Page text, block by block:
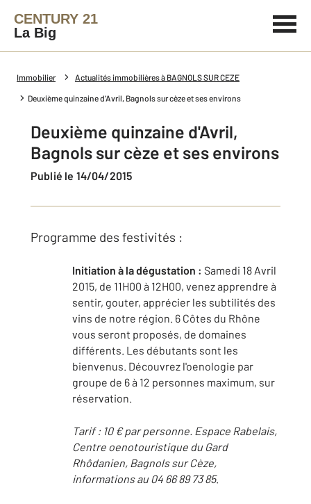
CENTURY 21
La Big
Immobilier Actualités immobilières à BAGNOLS SUR CEZE
Deuxième quinzaine d'Avril, Bagnols sur cèze et ses environs
Deuxième quinzaine d'Avril,
Bagnols sur cèze et ses environs
Publié le 14/04/2015
Programme des festivités :
Initiation à la dégustation : Samedi 18 Avril
2015, de 11H00 à 12H00, venez apprendre à
sentir, gouter, apprécier les subtilités des
vins de notre région. 6 Côtes du Rhône
vous seront proposés, de domaines
différents. Les débutants sont les
bienvenus. Découvrez l'oenologie par
groupe de 6 à 12 personnes maximum, sur
réservation.
Tarif : 10 € par personne. Espace Rabelais,
Centre oenotouristique du Gard
Rhôdanien, Bagnols sur Cèze,
informations au 04 66 89 73 85.